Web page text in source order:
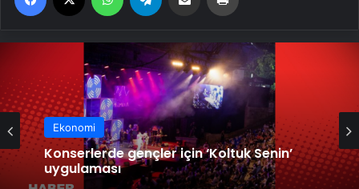
Ekonomi
Konserlerde gençler için ‘Koltuk Senin’
uygulaması